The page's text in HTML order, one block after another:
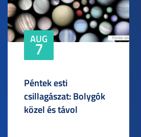
AUG
7
Péntek esti
csillagászat: Bolygók
közel és távol